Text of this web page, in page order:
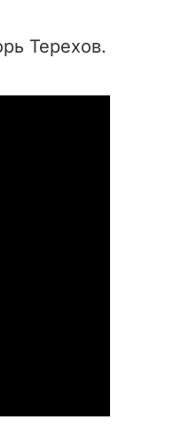
Терехов.